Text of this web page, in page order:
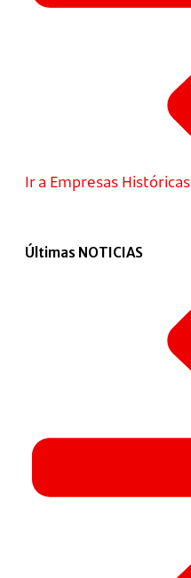
Ir a Empresas Históricas
Últimas NOTICIAS